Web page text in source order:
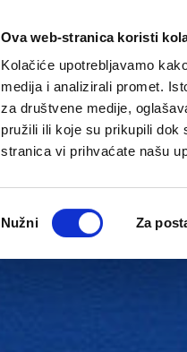
Ova web-stranica koristi
Kolačiće upotrebljavamo
medija i analizirali promet.
za društvene medije,
pružili ili koje su prikupili dok
stranica vi prihvaćate našu
pristanka
Nužni Za
Gradska uprava